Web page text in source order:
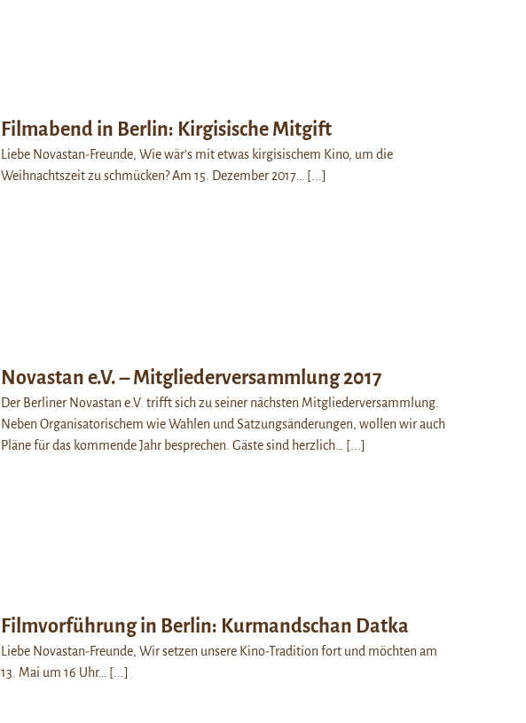
Filmabend in Berlin: Kirgisische Mitgift
Liebe Novastan-Freunde, Wie wär’s mit etwas kirgisischem Kino, um die
Weihnachtszeit zu schmücken? Am 15. Dezember 2017…
[...]
Novastan e.V. – Mitgliederversammlung 2017
Der Berliner Novastan e.V. trifft sich zu seiner nächsten Mitgliederversammlung.
Neben Organisatorischem wie Wahlen und Satzungsänderungen, wollen wir auch
Pläne für das kommende Jahr besprechen. Gäste sind herzlich…
[...]
Filmvorführung in Berlin: Kurmandschan Datka
Liebe Novastan-Freunde, Wir setzen unsere Kino-Tradition fort und möchten am
13. Mai um 16 Uhr…
[...]